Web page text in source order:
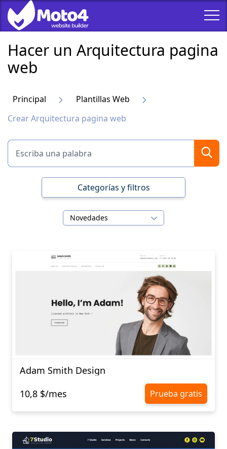
Hacer un Arquitectura pagina
web
Principal
Plantillas Web
Crear Arquitectura pagina web
Categorías y filtros
Novedades
Adam Smith Design
10,8 $/mes
Prueba gratis